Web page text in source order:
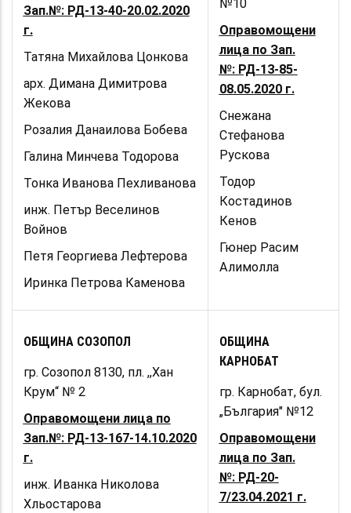
Зап.№: РД-13-40-20.02.2020
г.
Татяна Михайлова Цонкова
арх. Димана Димитрова
Жекова
Розалия Данаилова Бобева
Галина Минчева Тодорова
Тонка Иванова Пехливанова
инж. Петър Веселинов
Войнов
Петя Георгиева Лефтерова
Иринка Петрова Каменова
№10
Оправомощени
лица по Зап.
№: РД-13-85-
08.05.2020г.
Снежана
Стефанова
Рускова
Тодор
Костадинов
Кенов
Гюнер Расим
Алимолла
ОБЩИНА СОЗОПОЛ
гр. Созопол 8130, пл. ,,Хан
Крум“ № 2
Оправомощени лица по
Зап.№: РД-13-167-14.10.2020
г.
инж. Иванка Николова
Хльостарова
ОБЩИНА
КАРНОБАТ
гр. Карнобат, бул.
„България" №12
Оправомощени
лица по Зап.
№: РД-20-
7/23.04.2021 г.